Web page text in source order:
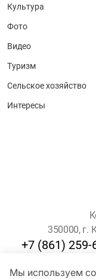
Мы используем
Культура
Фото
Видео
Туризм
Сельское хозяйство
Интересы
350000, г.
+7 (861) 259-
Для